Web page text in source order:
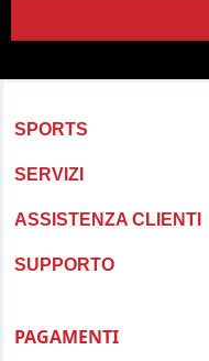
SPORTS
SERVIZI
ASSISTENZA CLIENTI
SUPPORTO
PAGAMENTI